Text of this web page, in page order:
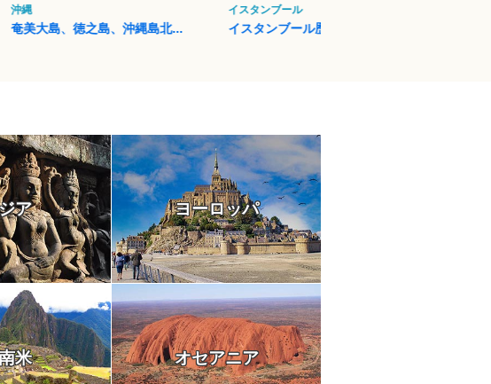
イスタンブール
イスタンブール歴史地域
フィレンツェ
フィレンツェ歴史地区
ア ヨーロッパ
米 オセアニア